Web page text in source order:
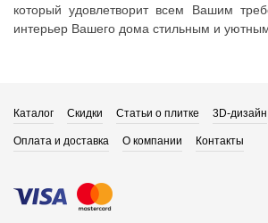
который удовлетворит всем Вашим
интерьер Вашего дома стильным и
Каталог Скидки Статьи о плитке 3D-дизайн
Оплата и доставка О компании Контакты